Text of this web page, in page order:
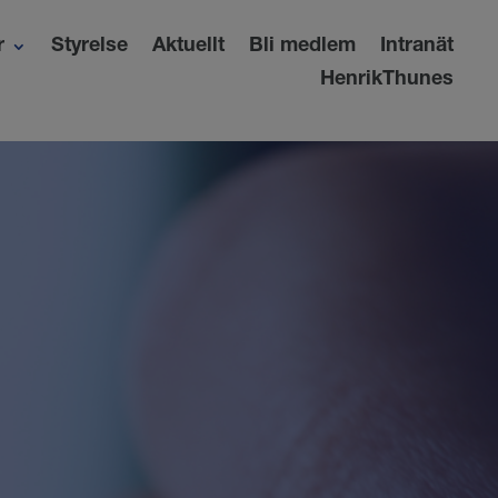
Styrelse Aktuellt Bli medlem
Intranät
HenrikThunes